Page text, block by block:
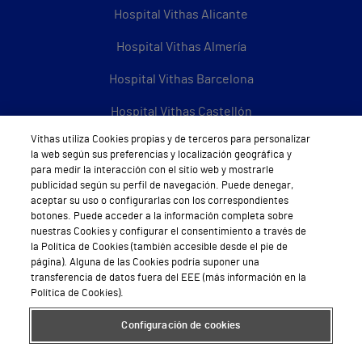
Hospital Vithas Alicante
Hospital Vithas Almería
Hospital Vithas Barcelona
Hospital Vithas Castellón
Hospital Vithas Granada
Hospital Universitario Vithas Las Palmas
Hospital Vithas Lleida
Hospital Universitario Vithas Madrid Aravaca
Hospital Universitario Vithas Madrid Arturo Soria
Hospital Universitario Vithas Madrid La Milagrosa
Hospital Vithas Málaga
Vithas utiliza Cookies propias y de terceros para personalizar
la web según sus preferencias y localización geográfica y
para medir la interacción con el sitio web y mostrarle
publicidad según su perfil de navegación. Puede denegar,
aceptar su uso o configurarlas con los correspondientes
botones. Puede acceder a la información completa sobre
nuestras Cookies y configurar el consentimiento a través de
la Política de Cookies (también accesible desde el pie de
página). Alguna de las Cookies podría suponer una
transferencia de datos fuera del EEE (más información en la
Política de Cookies).
Configuración de cookies